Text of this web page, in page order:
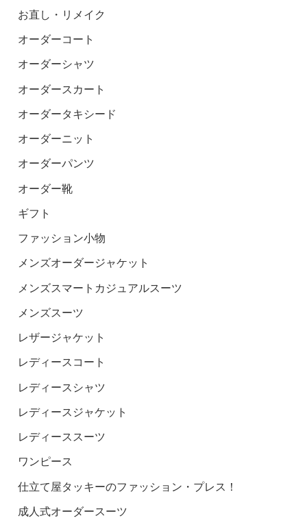
お直し・リメイク
オーダーコート
オーダーシャツ
オーダースカート
オーダータキシード
オーダーニット
オーダーパンツ
オーダー靴
ギフト
ファッション小物
メンズオーダージャケット
メンズスマートカジュアルスーツ
メンズスーツ
レザージャケット
レディースコート
レディースシャツ
レディースジャケット
レディーススーツ
ワンピース
仕立て屋タッキーのファッション・プレス！
成人式オーダースーツ